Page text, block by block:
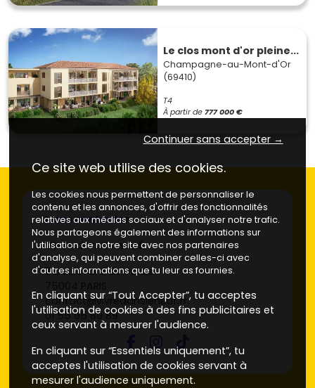
Le clos mont d'or pleine...
Champagne-au-Mont-d'Or
(69410)
T4
À partir de777 000 €
Nous contacter
Vivredans leneuf
3 boulevard du Palais
contact@vivredansleneuf.fr
01 55 95 89 89
Continuer sans accepter →
Ce site web utilise des cookies.
Les cookies nous permettent de personnaliser le
contenu et les annonces, d'offrir des fonctionnalités
relatives aux médias sociaux et d'analyser notre trafic.
Nous partageons également des informations sur
l'utilisation de notre site avec nos partenaires
d'analyse, qui peuvent combiner celles-ci avec
d'autres informations que tu leur as fournies.
En cliquant sur “Tout Accepter”, tu acceptes
l'utilisation de cookies à des fins publicitaires et
ceux servant à mesurer l'audience.
En cliquant sur “Essentiels uniquement”, tu
acceptes l'utilisation de cookies servant à
mesurer l'audience uniquement.